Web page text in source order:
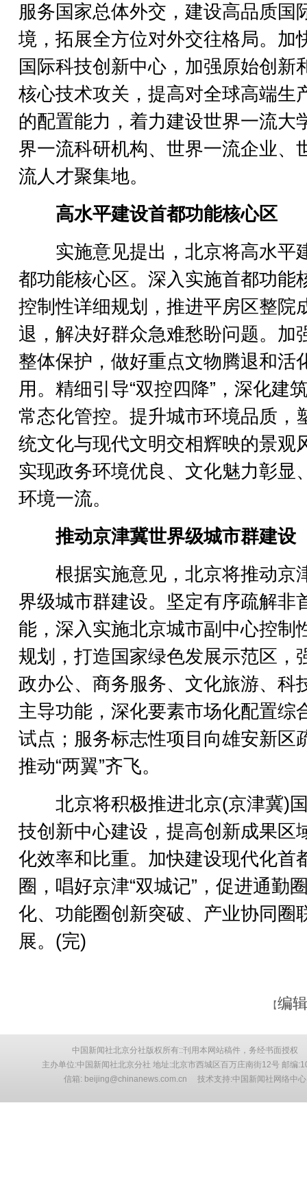
服务国家总体外交，建设高品质国
境，拓展全方位对外交往格局。加
国际科技创新中心，加强原始创新
核心技术攻关，提高对全球高端生
的配置能力，着力建设世界一流大
界一流科研机构、世界一流企业、
流人才聚集地。
高水平建设首都功能核心区
实施意见提出，北京将高水平
都功能核心区。深入实施首都功能
控制性详细规划，推进平房区整院
退，解决好群众急难愁盼问题。加
整体保护，做好重点文物腾退和活
用。精细引导“双控四降”，深化建
常态化管控。提升城市环境品质，
统文化与现代文明交相辉映的景观
实现政务环境优良、文化魅力彰显
环境一流。
推动京津冀世界级城市群建设
根据实施意见，北京将推动京
界级城市群建设。坚定有序疏解非
能，深入实施北京城市副中心控制
规划，打造国家绿色发展示范区，
政办公、商务服务、文化旅游、科
主导功能，深化要素市场化配置综
试点；服务标志性项目向雄安新区
推动“两翼”齐飞。
北京将积极推进北京(京津冀)
技创新中心建设，提高创新成果区
化效率和比重。加快建设现代化首
圈，唱好京津“双城记”，促进通勤
化、功能圈创新突破、产业协同圈
展。(完)
【编
中国新闻社北京分社版权所有::刊用本网站稿件，务经书面授权
主办单位:中国新闻社北京分社 地址:北京市西城区百万庄南街12号 邮编
信箱: beijing@chinanews.com.cn 技术支持:中国新闻社网络中心